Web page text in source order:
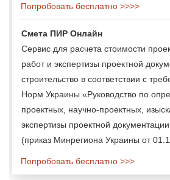
Попробовать бесплатно >>>>
Смета ПИР Онлайн
Сервис для расчета стоимости
работ и экспертизы проектной
строительство в соответствии с
Норм Украины «Руководство по
проектных, научно-проектных,
экспертизы проектной
(приказ Минрегиона Украины от
Попробовать бесплатно >>>